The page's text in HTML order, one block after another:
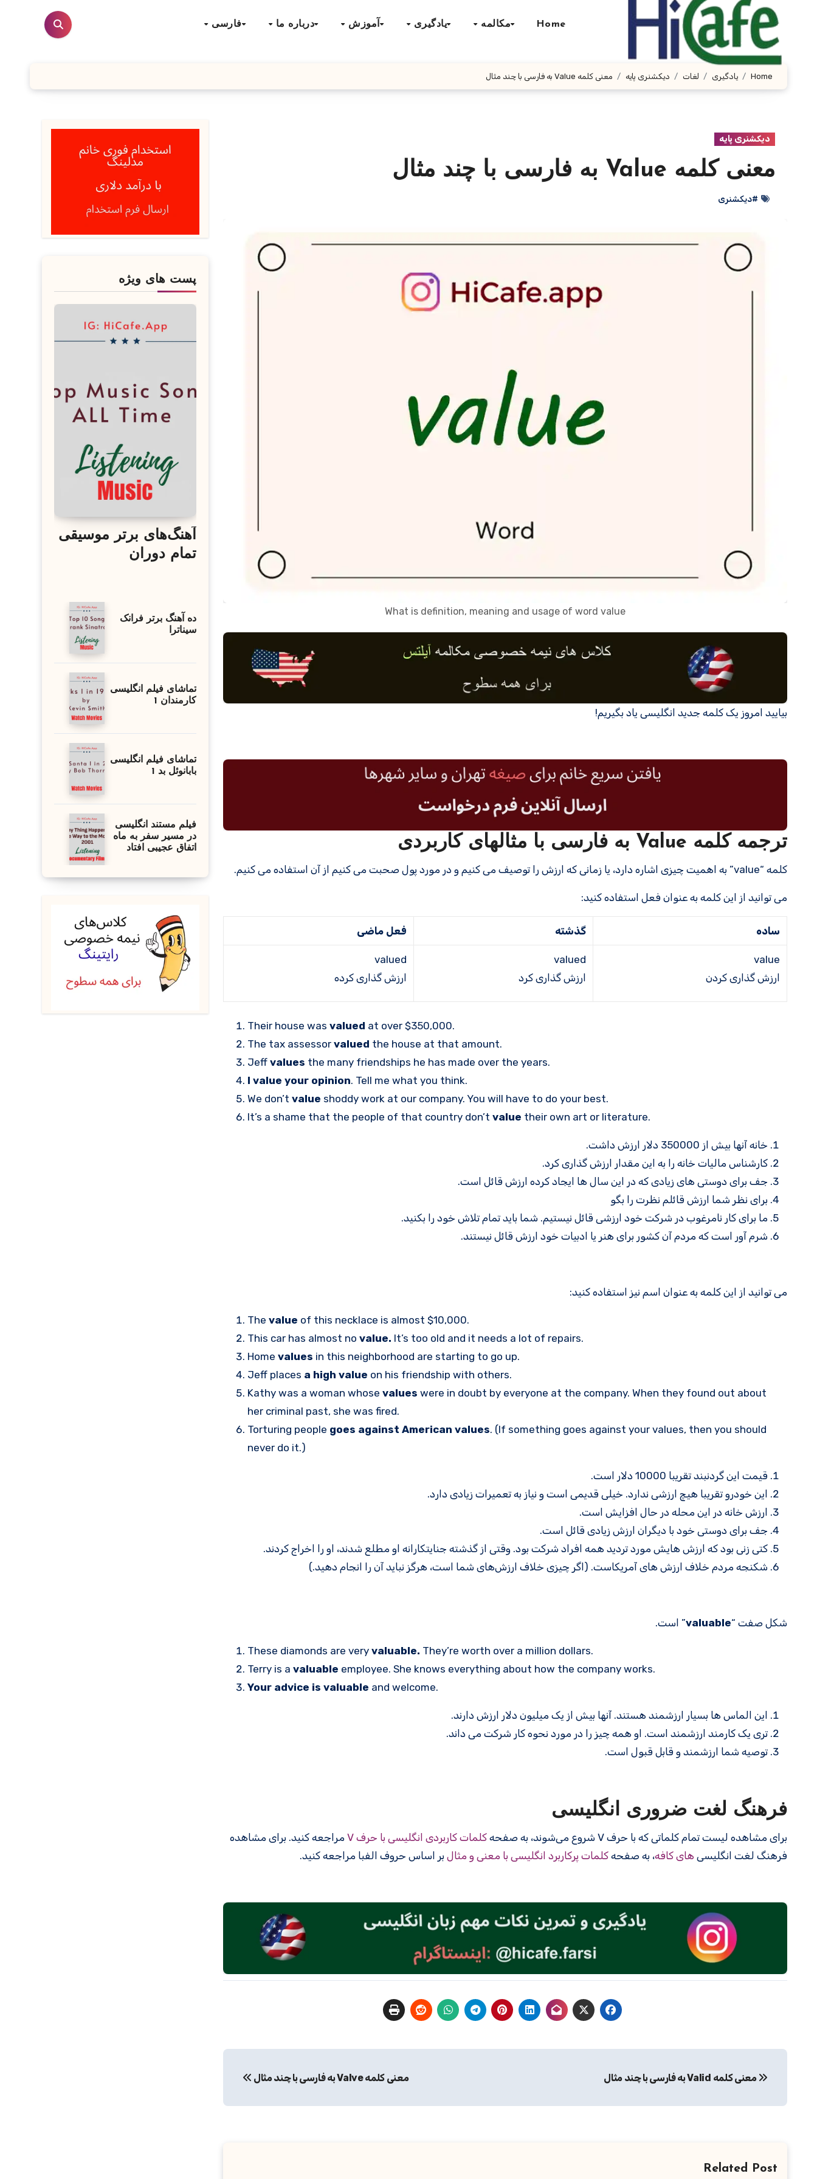
Home مکالمه یادگیری آموزش درباره ما فارسی
Home یادگیری لغات دیکشنری پایه معنی کلمه Value به فارسی با چند مثال
دیکشنری پایه
معنی کلمه Value به فارسی با چند مثال
#دیکشنری
What is definition, meaning and usage of word value
بیایید امروز یک کلمه جدید انگلیسی یاد بگیریم!
ترجمه کلمه Value به فارسی با مثالهای کاربردی
کلمه “value” به اهمیت چیزی اشاره دارد، یا زمانی که ارزش را توصیف می کنیم و در مورد پول صحبت می کنیم از آن استفاده می کنیم.
می توانید از این کلمه به عنوان فعل استفاده کنید:
ساده گذشته فعل ماضی
value
ارزش گذاری کردن
valued
ارزش گذاری کرد
valued
ارزش گذاری کرده
Their house was valued at over $350,000.
The tax assessor valued the house at that amount.
Jeff values the many friendships he has made over the years.
I value your opinion. Tell me what you think.
We don’t value shoddy work at our company. You will have to do your best.
It’s a shame that the people of that country don’t value their own art or literature.
خانه آنها بیش از 350000 دلار ارزش داشت.
کارشناس مالیات خانه را به این مقدار ارزش گذاری کرد.
جف برای دوستی های زیادی که در این سال ها ایجاد کرده ارزش قائل است.
برای نظر شما ارزش قائلم نظرت را بگو
ما برای کار نامرغوب در شرکت خود ارزشی قائل نیستیم. شما باید تمام تلاش خود را بکنید.
شرم آور است که مردم آن کشور برای هنر یا ادبیات خود ارزش قائل نیستند.
می توانید از این کلمه به عنوان اسم نیز استفاده کنید:
The value of this necklace is almost $10,000.
This car has almost no value. It’s too old and it needs a lot of repairs.
Home values in this neighborhood are starting to go up.
Jeff places a high value on his friendship with others.
Kathy was a woman whose values were in doubt by everyone at the company. When they found out about
her criminal past, she was fired.
Torturing people goes against American values. (If something goes against your values, then you should
never do it.)
قیمت این گردنبند تقریبا 10000 دلار است.
این خودرو تقریبا هیچ ارزشی ندارد. خیلی قدیمی است و نیاز به تعمیرات زیادی دارد.
ارزش خانه در این محله در حال افزایش است.
جف برای دوستی خود با دیگران ارزش زیادی قائل است.
کتی زنی بود که ارزش هایش مورد تردید همه افراد شرکت بود. وقتی از گذشته جنایتکارانه او مطلع شدند، او را اخراج کردند.
شکنجه مردم خلاف ارزش های آمریکاست. (اگر چیزی خلاف ارزش‌های شما است، هرگز نباید آن را انجام دهید.)
شکل صفت “valuable” است.
These diamonds are very valuable. They’re worth over a million dollars.
Terry is a valuable employee. She knows everything about how the company works.
Your advice is valuable and welcome.
این الماس ها بسیار ارزشمند هستند. آنها بیش از یک میلیون دلار ارزش دارند.
تری یک کارمند ارزشمند است. او همه چیز را در مورد نحوه کار شرکت می داند.
توصیه شما ارزشمند و قابل قبول است.
فرهنگ لغت ضروری انگلیسی
برای مشاهده لیست تمام کلماتی که با حرف V شروع می‌شوند، به صفحه کلمات کاربردی انگلیسی با حرف V
مراجعه کنید. برای مشاهده
فرهنگ لغت انگلیسی های کافه، به صفحه کلمات پرکاربرد انگلیسی با معنی و مثال بر اساس حروف الفبا مراجعه کنید.
نوشتهمعنی کلمه Valid به فارسی با چند مثال معنی کلمه Valve به فارسی با چند مثال
Related Post
پست های ویژه
آهنگ‌های برتر موسیقی
تمام دوران
ده آهنگ برتر فرانک
سیناترا
تماشای فیلم انگلیسی
کارمندان 1
تماشای فیلم انگلیسی
بابانوئل بد 1
فیلم مستند انگلیسی
در مسیر سفر به ماه
اتفاق عجیبی افتاد